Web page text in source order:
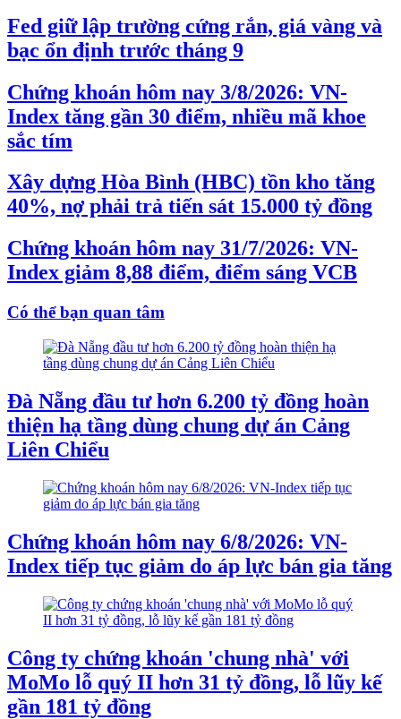
Fed giữ lập trường cứng rắn, giá vàng và
bạc ổn định trước tháng 9
Chứng khoán hôm nay 3/8/2026: VN-
Index tăng gần 30 điểm, nhiều mã khoe
sắc tím
Xây dựng Hòa Bình (HBC) tồn kho tăng
40%, nợ phải trả tiến sát 15.000 tỷ đồng
Chứng khoán hôm nay 31/7/2026: VN-
Index giảm 8,88 điểm, điểm sáng VCB
Có thể bạn quan tâm
Đà Nẵng đầu tư hơn 6.200 tỷ đồng hoàn
thiện hạ tầng dùng chung dự án Cảng
Liên Chiểu
Chứng khoán hôm nay 6/8/2026: VN-
Index tiếp tục giảm do áp lực bán gia tăng
Công ty chứng khoán 'chung nhà' với
MoMo lỗ quý II hơn 31 tỷ đồng, lỗ lũy kế
gần 181 tỷ đồng